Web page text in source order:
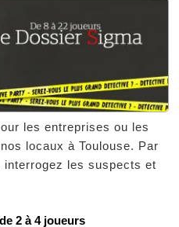
les entreprises ou les
locaux à Toulouse. Par
les suspects et
2 à 4 joueurs